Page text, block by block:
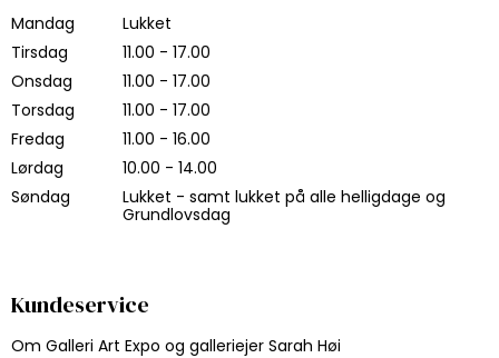
Mandag
Lukket
Tirsdag
11.00 - 17.00
Onsdag
11.00 - 17.00
Torsdag
11.00 - 17.00
Fredag
11.00 - 16.00
Lørdag
10.00 - 14.00
Søndag
Lukket - samt lukket på alle helligdage og
Grundlovsdag
Kundeservice
Om Galleri Art Expo og galleriejer Sarah Høi